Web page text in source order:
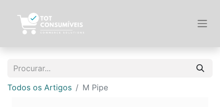
Todos os Artigos M Pipe